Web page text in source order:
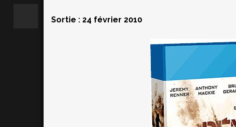
Sortie : 24 février 2010